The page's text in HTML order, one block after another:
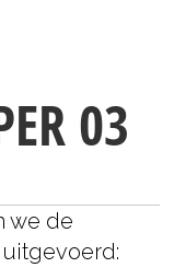
03
we de